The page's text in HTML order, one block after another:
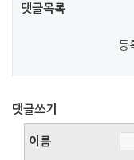
댓글목록
등
댓글쓰기
이름